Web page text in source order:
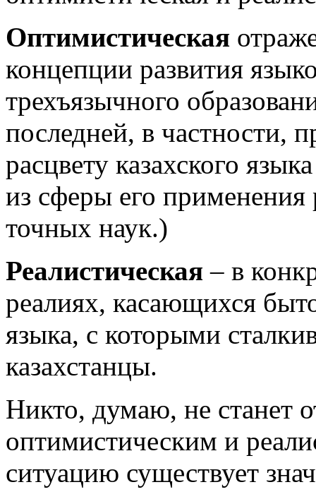
Оптимистическая
концепции развития
трехъязычного
последней, в частности,
расцвету казахского
из сферы его применения
точных наук.)
Реалистическая – в
реалиях, касающихся
языка, с которыми
казахстанцы.
Никто, думаю, не станет
оптимистическим и
ситуацию существует